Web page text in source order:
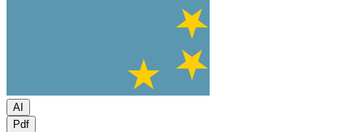
AI
Pdf